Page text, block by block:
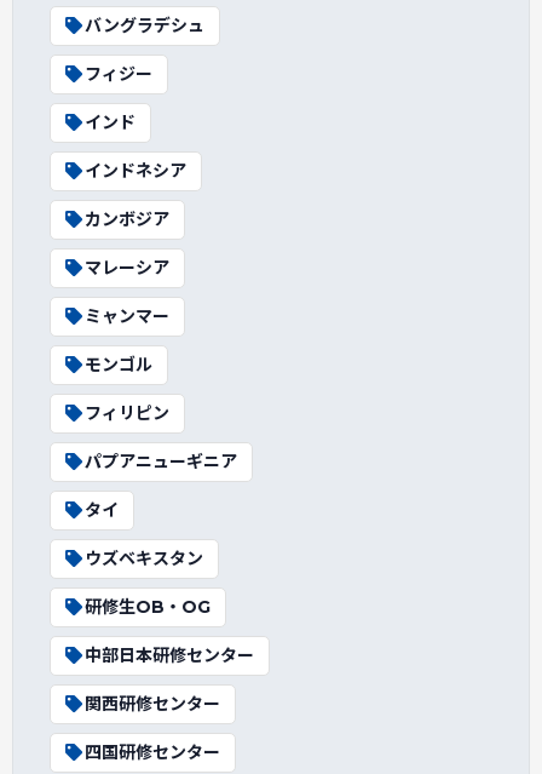
バングラデシュ
フィジー
インド
インドネシア
カンボジア
マレーシア
ミャンマー
モンゴル
フィリピン
パプアニューギニア
タイ
ウズベキスタン
研修生OB・OG
中部日本研修センター
関西研修センター
四国研修センター